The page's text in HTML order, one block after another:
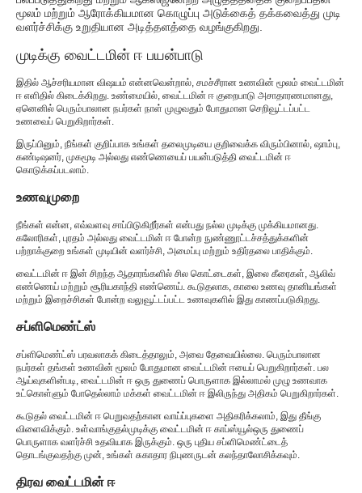
மூலம் மற்றும் ஆரோக்கியமான கொழுப்பு அடுக்கைத் தக்கவைத்து முடி
வளர்ச்சிக்கு உறுதியான அடித்தளத்தை வழங்குகிறது.
முடிக்கு வைட்டமின் ஈ பயன்பாடு
இதில் ஆச்சரியமான விஷயம் என்னவென்றால், சமச்சீரான உணவின் மூலம் வைட்டமின்
ஈ எளிதில் கிடைக்கிறது. உண்மையில், வைட்டமின் ஈ குறைபாடு அசாதாரணமானது,
ஏனெனில் பெரும்பாலான நபர்கள் நாள் முழுவதும் போதுமான செறிவூட்டப்பட்ட
உணவைப் பெறுகிறார்கள்.
இருப்பினும், நீங்கள் குறிப்பாக உங்கள் தலைமுடியை குறிவைக்க விரும்பினால், ஷாம்பு,
கண்டிஷனர், முகமூடி அல்லது எண்ணெயைப் பயன்படுத்தி வைட்டமின் ஈ
கொடுக்கப்படலாம்.
உணவுமுறை
நீங்கள் என்ன, எவ்வளவு சாப்பிடுகிறீர்கள் என்பது நல்ல முடிக்கு முக்கியமானது.
கலோரிகள், புரதம் அல்லது வைட்டமின் ஈ போன்ற நுண்ணூட்டச்சத்துக்களின்
பற்றாக்குறை உங்கள் முடியின் வளர்ச்சி, அமைப்பு மற்றும் உதிர்தலை பாதிக்கும்.
வைட்டமின் ஈ இன் சிறந்த ஆதாரங்களில் சில கொட்டைகள், இலை கீரைகள், ஆலிவ்
எண்ணெய் மற்றும் சூரியகாந்தி எண்ணெய். கூடுதலாக, காலை உணவு தானியங்கள்
மற்றும் இறைச்சிகள் போன்ற வலுவூட்டப்பட்ட உணவுகளில் இது காணப்படுகிறது.
சப்ளிமெண்ட்ஸ்
சப்ளிமெண்ட்ஸ் பரவலாகக் கிடைத்தாலும், அவை தேவையில்லை. பெரும்பாலான
நபர்கள் தங்கள் உணவின் மூலம் போதுமான வைட்டமின் ஈயைப் பெறுகிறார்கள். பல
ஆய்வுகளின்படி, வைட்டமின் ஈ ஒரு துணைப் பொருளாக இல்லாமல் முழு உணவாக
உட்கொள்ளும் போதெல்லாம் மக்கள் வைட்டமின் ஈ இலிருந்து அதிகம் பெறுகிறார்கள்.
கூடுதல் வைட்டமின் ஈ பெறுவதற்கான வாய்ப்புகளை அதிகரிக்கலாம், இது தீங்கு
விளைவிக்கும். உள்வாங்குதல்முடிக்கு வைட்டமின் ஈ காப்ஸ்யூல்ஒரு துணைப்
பொருளாக வளர்ச்சி உதவியாக இருக்கும். ஒரு புதிய சப்ளிமெண்ட்டைத்
தொடங்குவதற்கு முன், உங்கள் சுகாதார நிபுணருடன் கலந்தாலோசிக்கவும்.
திரவ வைட்டமின் ஈ